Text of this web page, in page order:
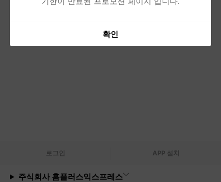
로그 인 APP 설치
주식회사 홈플러스익스프레스
확인